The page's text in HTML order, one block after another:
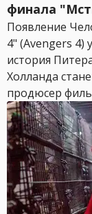
финала
Появление
4" (Avengers 4)
история
Холланда
продюсер